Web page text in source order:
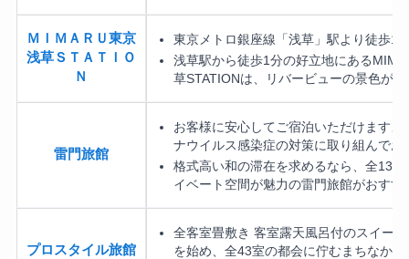
ＭＩＭＡＲＵ東京
浅草ＳＴＡＴＩＯ
Ｎ
東京メトロ銀座線「浅草」駅より徒歩1
浅草駅から徒歩1分の好立地にある
草STATIONは、リバービューの景色が
雷門旅館
お客様に安心してご宿泊いただけますよ
ナウイルス感染症の対策に取り組んでお
格式高い和の滞在を求めるなら、全13室
イベート空間が魅力の雷門旅館がおすす
プロスタイル旅館
全客室畳敷き 客室露天風呂付のスイー
を始め、全43室の都会に佇むまちなか旅